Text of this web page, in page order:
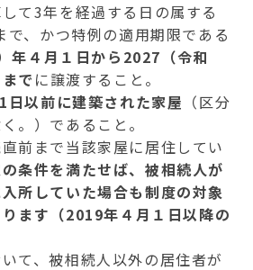
て3年を経過する日の属する
、かつ特例の適用期限である
年４月１日から2027（令和
で に譲渡すること。
日以前に建築された家屋 （区分
。）であること。
前まで当該家屋に居住してい
条件を満たせば、被相続人が
所していた場合も制度の対象
ます（2019年４月１日以降の
て、被相続人以外の居住者が